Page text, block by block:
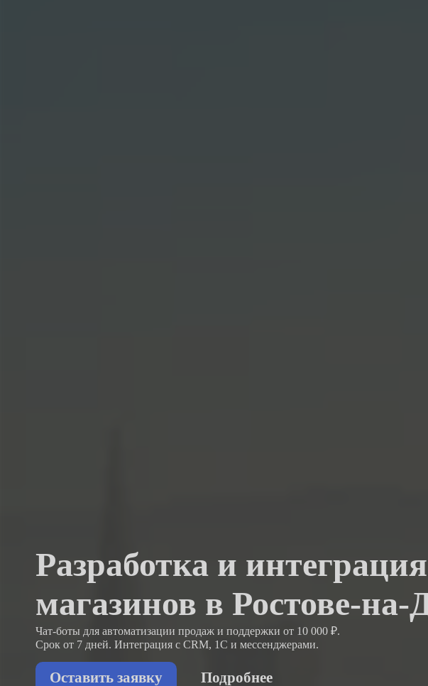
Разработка и
магазинов в Ростове-на-
Чат-боты для автоматизации продаж и поддержки от 10 000 ₽.
Срок от 7 дней. Интеграция с CRM, 1С и мессенджерами.
Оставить заявку Подробнее